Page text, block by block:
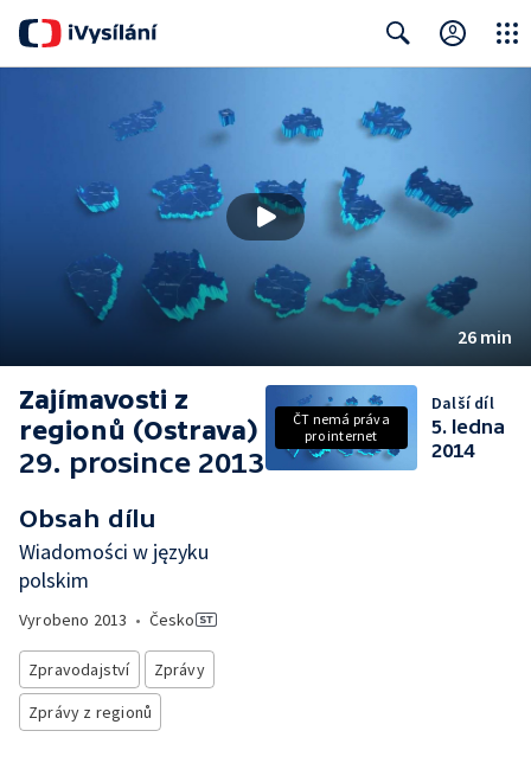
26 min
Zajímavosti z
regionů (Ostrava)
29. prosince 2013
Obsah dílu
Wiadomości w języku
polskim
Vyrobeno 2013 • Česko
Zpravodajství
Zprávy
Zprávy z regionů
ČT nemá práva
pro internet
Další díl
5. ledna
2014